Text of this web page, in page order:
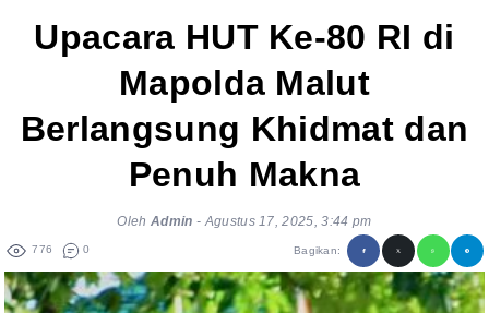
Upacara HUT Ke-80 RI di
Mapolda Malut
Berlangsung Khidmat dan
Penuh Makna
OlehAdmin - Agustus 17, 2025, 3:44 pm
776 0 Bagikan: